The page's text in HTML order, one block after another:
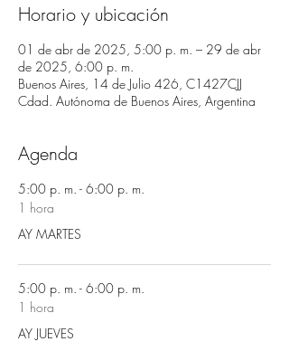
Horario y ubicación
01 de abr de 2025, 5:00 p. m. – 29 de abr
de 2025, 6:00 p. m.
Buenos Aires, 14 de Julio 426, C1427CJJ
Cdad. Autónoma de Buenos Aires, Argentina
Agenda
5:00 p. m. - 6:00 p. m.
1 hora
AY MARTES
5:00 p. m. - 6:00 p. m.
1 hora
AY JUEVES